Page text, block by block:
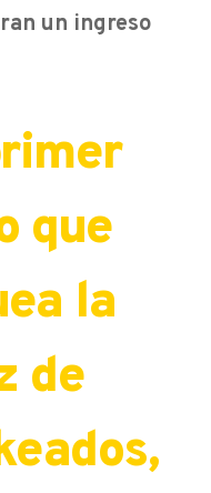
un ingreso
que
la
de